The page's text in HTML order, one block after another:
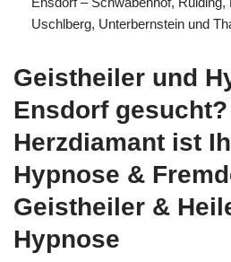
Uschlberg, Unterbernstein und
Geistheiler und
Ensdorf gesucht?
Herzdiamant ist
Hypnose &
Geistheiler &
Hypnose